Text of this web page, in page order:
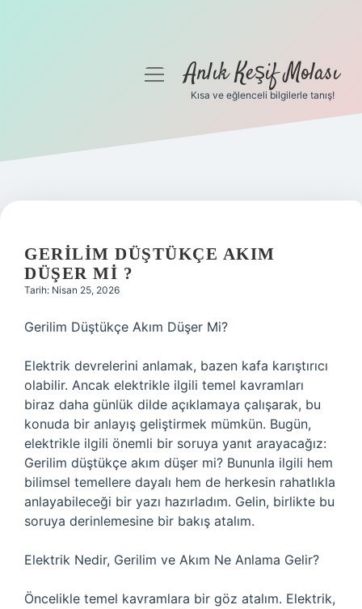
Gizlilik Politikası
Yasal Uyarı
menüyüAnlık Keşif Molası
Kısa ve eğlenceli bilgilerle tanış!
GERILIM DÜŞTÜKÇE AKIM
DÜŞER MI ?
Tarih: Nisan 25, 2026
Gerilim Düştükçe Akım Düşer Mi?
Elektrik devrelerini anlamak, bazen kafa karıştırıcı
olabilir. Ancak elektrikle ilgili temel kavramları
biraz daha günlük dilde açıklamaya çalışarak, bu
konuda bir anlayış geliştirmek mümkün. Bugün,
elektrikle ilgili önemli bir soruya yanıt arayacağız:
Gerilim düştükçe akım düşer mi? Bununla ilgili hem
bilimsel temellere dayalı hem de herkesin rahatlıkla
anlayabileceği bir yazı hazırladım. Gelin, birlikte bu
soruya derinlemesine bir bakış atalım.
Elektrik Nedir, Gerilim ve Akım Ne Anlama Gelir?
Öncelikle temel kavramlara bir göz atalım. Elektrik,